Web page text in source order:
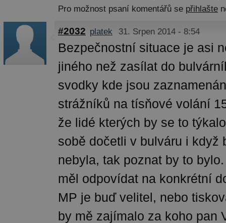
Pro možnost psaní komentářů se přihlašte
#2032 platek 31. Srpen 2014 - 8:54
Bezpečnostní situace je asi
jiného než zasílat do
svodky kde jsou
strážníků na tísňové volání
že lidé kterých by se to
sobě dočetli v bulváru i když
nebyla, tak poznat by to
měl odpovídat na konkrétní
MP je buď velitel, nebo
by mě zajímalo za koho pan